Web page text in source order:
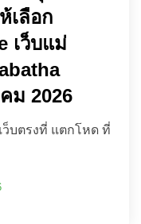
เลือก
เว็บแม่
ม 2026
ว็บตรงที่ แตกโหด ที่